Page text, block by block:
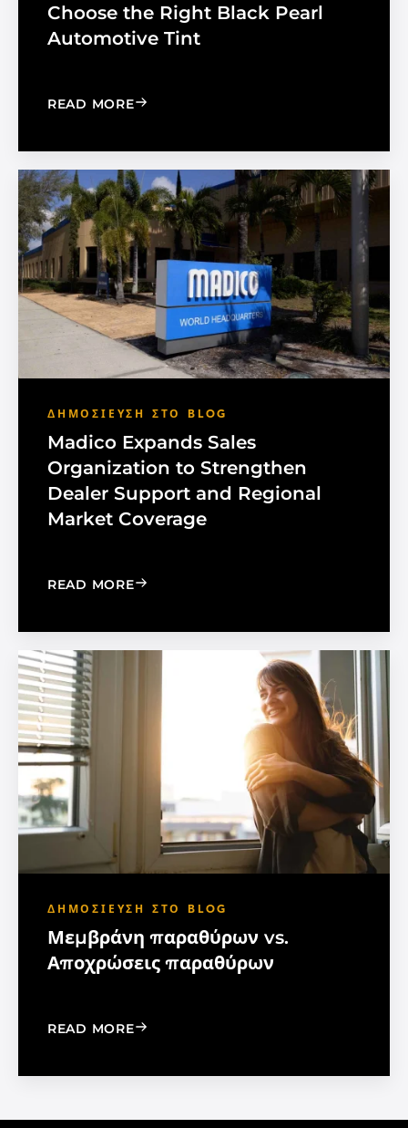
Choose the Right Black Pearl
Automotive Tint
READ MORE: CHOOSE THE RIGHT BLACK PEARL
ΔΗΜΟΣΊΕΥΣΗ ΣΤΟ BLOG
Madico Expands Sales
Organization to Strengthen
Dealer Support and Regional
Market Coverage
READ MORE: MADICO EXPANDS SALES
ΔΗΜΟΣΊΕΥΣΗ ΣΤΟ BLOG
Μεμβράνη παραθύρων vs.
Αποχρώσεις παραθύρων
READ MORE: WINDOW FILM VS. WINDOW